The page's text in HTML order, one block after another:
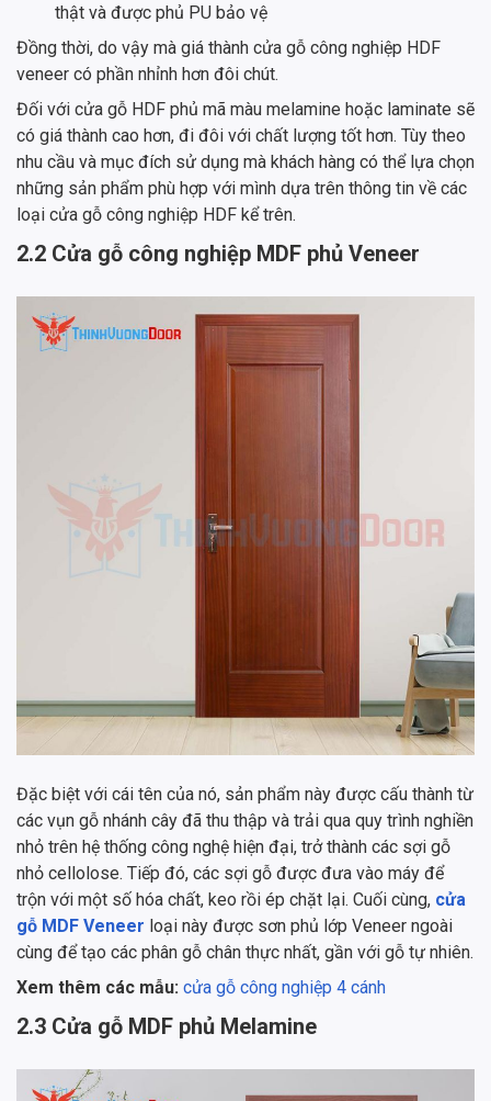
thật và được phủ PU bảo vệ
Đồng thời, do vậy mà giá thành cửa gỗ công nghiệp HDF
veneer có phần nhỉnh hơn đôi chút.
Đối với cửa gỗ HDF phủ mã màu melamine hoặc laminate sẽ
có giá thành cao hơn, đi đôi với chất lượng tốt hơn. Tùy theo
nhu cầu và mục đích sử dụng mà khách hàng có thể lựa chọn
những sản phẩm phù hợp với mình dựa trên thông tin về các
loại cửa gỗ công nghiệp HDF kể trên.
2.2 Cửa gỗ công nghiệp MDF phủ Veneer
Đặc biệt với cái tên của nó, sản phẩm này được cấu thành từ
các vụn gỗ nhánh cây đã thu thập và trải qua quy trình nghiền
nhỏ trên hệ thống công nghệ hiện đại, trở thành các sợi gỗ
nhỏ cellolose. Tiếp đó, các sợi gỗ được đưa vào máy để
trộn với một số hóa chất, keo rồi ép chặt lại. Cuối cùng, cửa
gỗ MDF Veneer loại này được sơn phủ lớp Veneer ngoài
cùng để tạo các phân gỗ chân thực nhất, gần với gỗ tự nhiên.
Xem thêm các mẫu: cửa gỗ công nghiệp 4 cánh
2.3 Cửa gỗ MDF phủ Melamine